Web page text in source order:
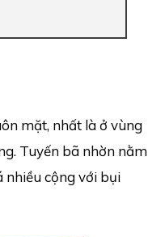
mặt, nhất là ở vùng
Tuyến bã nhờn nằm
nhiều cộng với bụi